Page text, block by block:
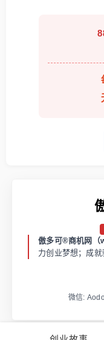
傲多可®商机网（
力创业梦想；成就
微信: